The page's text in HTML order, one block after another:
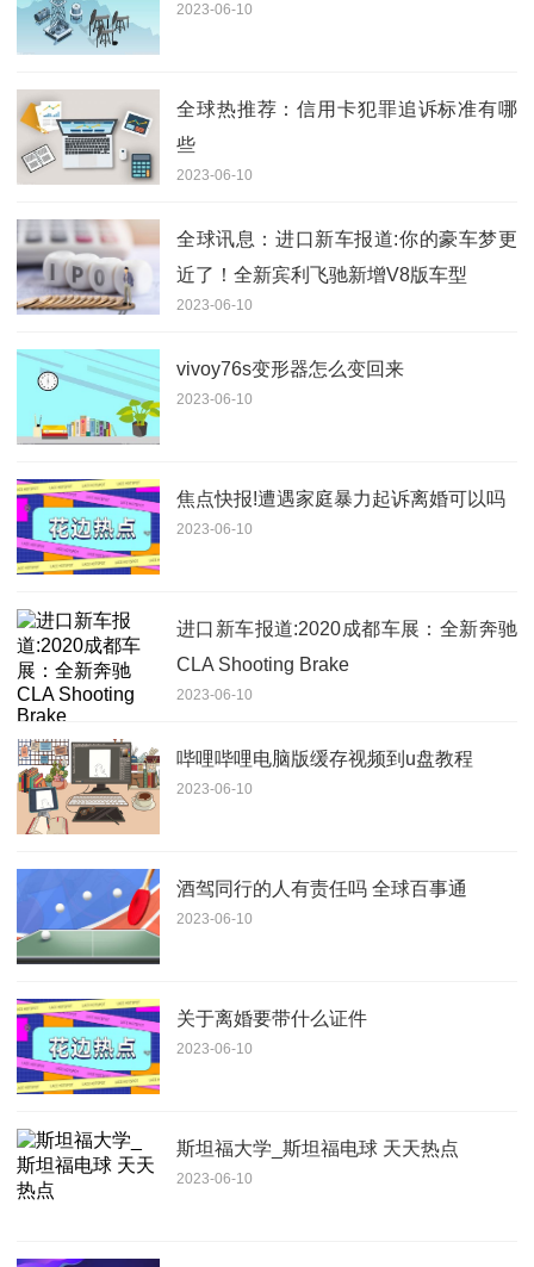
2023-06-10
全球热推荐：信用卡犯罪追诉标准有哪
些
2023-06-10
全球讯息：进口新车报道:你的豪车梦更
近了！全新宾利飞驰新增V8版车型
2023-06-10
vivoy76s变形器怎么变回来
2023-06-10
焦点快报!遭遇家庭暴力起诉离婚可以吗
2023-06-10
进口新车报道:2020成都车展：全新奔驰
CLA Shooting Brake
2023-06-10
哔哩哔哩电脑版缓存视频到u盘教程
2023-06-10
酒驾同行的人有责任吗 全球百事通
2023-06-10
关于离婚要带什么证件
2023-06-10
斯坦福大学_斯坦福电球 天天热点
2023-06-10